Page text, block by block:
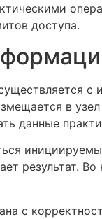
доступа.
с
в
данные
результат.
с